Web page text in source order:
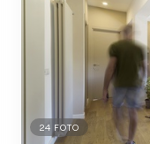
24 FOTO